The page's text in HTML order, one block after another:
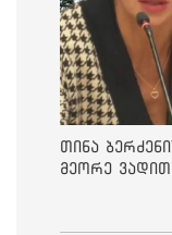
თინა
მეორე